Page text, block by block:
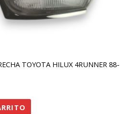
TOYOTA HILUX 4RUNNER 88-